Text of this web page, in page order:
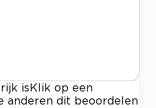
is Klik op een
anderen dit beoordelen